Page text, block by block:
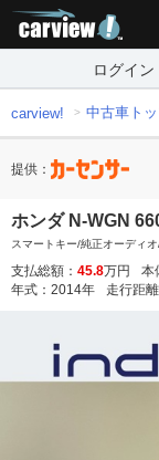
ログイン
carview! 中古車ト
提供：
ホンダ N-WGN
スマートキー/純正オーディ
支払総額： 45.8万円 本
年式： 2014年 走行距離